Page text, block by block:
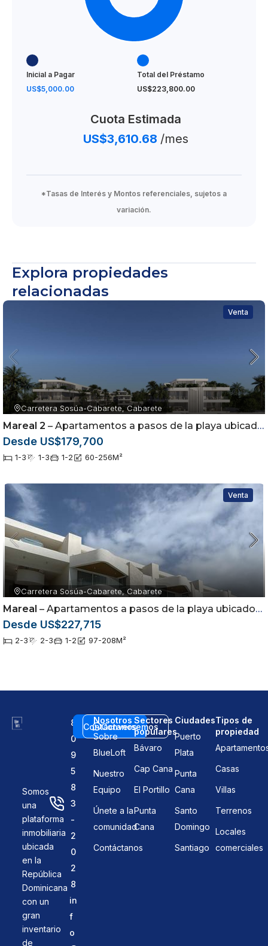
Inicial a Pagar
US$5,000.00
Total del Préstamo
US$223,800.00
Cuota Estimada
US$3,610.68 /mes
*Tasas de Interés y Montos referenciales, sujetos a
variación.
Explora propiedades
relacionadas
Venta
Carretera Sosúa-Cabarete, Cabarete
Mareal 2 – Apartamentos a pasos de la playa ubicados en Cabarete, Puerto Plata
Desde US$179,700
1-3 1-3 1-2 60-256M²
Venta
Carretera Sosúa-Cabarete, Cabarete
Mareal – Apartamentos a pasos de la playa ubicados en Cabarete, Puerto Plata
Desde US$227,715
2-3 2-3 1-2 97-208M²
Somos
una
plataforma
inmobiliaria
ubicada
en la
República
Dominicana
con un
gran
inventario
de
8
0
9
5
8
3
-
2
0
2
8
in
f
o
Contáctanos
Conversemos
Nosotros
Sobre
BlueLoft
Nuestro
Equipo
Únete a la
comunidad
Contáctanos
Sectores
populares
Bávaro
Cap Cana
El Portillo
Punta
Cana
Ciudades
Puerto
Plata
Punta
Cana
Santo
Domingo
Santiago
Tipos de
propiedad
Casas
Villas
Terrenos
Locales
comerciales